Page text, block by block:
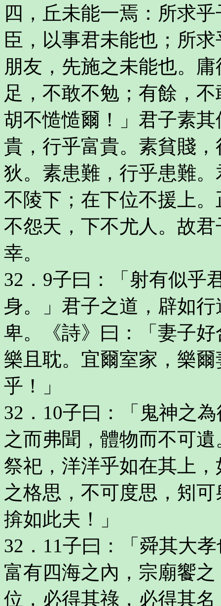
四，丘未能一焉：所求
臣，以事君未能也；所
朋友，先施之未能也。
足，不敢不勉；有餘，
胡不慥慥爾！」君子素
貴，行乎富貴。素貧賤
狄。素患難，行乎患難
不陵下；在下位不援上
不怨天，下不尤人。故
幸。
32．9子曰：「射有似乎
身。」君子之道，辟如
卑。《詩》曰：「妻子
樂且耽。宜爾室家，樂
乎！」
32．10子曰：「鬼神之
之而弗聞，體物而不可
祭祀，洋洋乎如在其上
之格思，不可度思，矧
揜如此夫！」
32．11子曰：「舜其大
富有四海之內，宗廟饗
位，必得其祿，必得其